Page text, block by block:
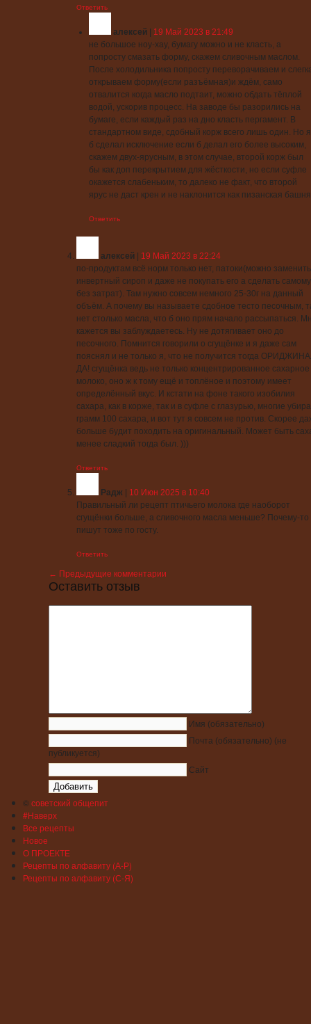
Ответить
алексей
19 Май 2023 в 21:49
не большое ноу-хау, бумагу можно и не класть, а
попросту смазать форму, скажем сливочным маслом.
После холодильника попросту переворачиваем и
открываем форму(если разъёмная)и ждём, само
отвалится когда масло подтаит, можно обдать тёплой
водой, ускорив процесс. На заводе бы разорились на
бумаге, если каждый раз на дно класть пергамент. В
стандартном виде, сдобный корж всего лишь один. Но я
б сделал исключение если б делал его более высоким,
скажем двух-ярусным, в этом случае, второй корж был
бы как доп перекрытием для жёсткости, но если суфле
окажется слабеньким, то далеко не факт, что второй
ярус не даст крен и не наклонится как пизанская башня
Ответить
алексей
19 Май 2023 в 22:24
по-продуктам всё норм только нет, патоки(можно
инвертный сироп и даже не покупать его а сделать самому
без затрат). Там нужно совсем немного 25-30г на данный
объём. А почему вы называете сдобное тесто песочным,
нет столько масла, что б оно прям начало рассыпаться.
кажется вы заблуждаетесь. Ну не дотягивает оно до
песочного. Помнится говорили о сгущёнке и я даже сам
пояснял и не только я, что не получится тогда
ДА! сгущёнка ведь не только концентрированное сахарное
молоко, оно ж к тому ещё и топлёное и поэтому имеет
определённый вкус. И кстати на фоне такого изобилия
сахара, как в корже, так и в суфле с глазурью, многие
грамм 100 сахара, и вот тут я совсем не против. Скорее
больше будит походить на оригинальный. Может быть
менее сладкий тогда был. )))
Ответить
Радж
10 Июн 2025 в 10:40
Правильный ли рецепт птичьего молока где наоборот
сгущёнки больше, а сливочного масла меньше? Почему-то
пишут тоже по госту.
Ответить
← Предыдущие комментарии
Оставить отзыв
Имя (обязательно)
Почта (обязательно) (не
публикуется)
Сайт
©советский общепит
#Наверх
Все рецепты
Новое
О ПРОЕКТЕ
Рецепты по алфавиту (А-Р)
Рецепты по алфавиту (С-Я)